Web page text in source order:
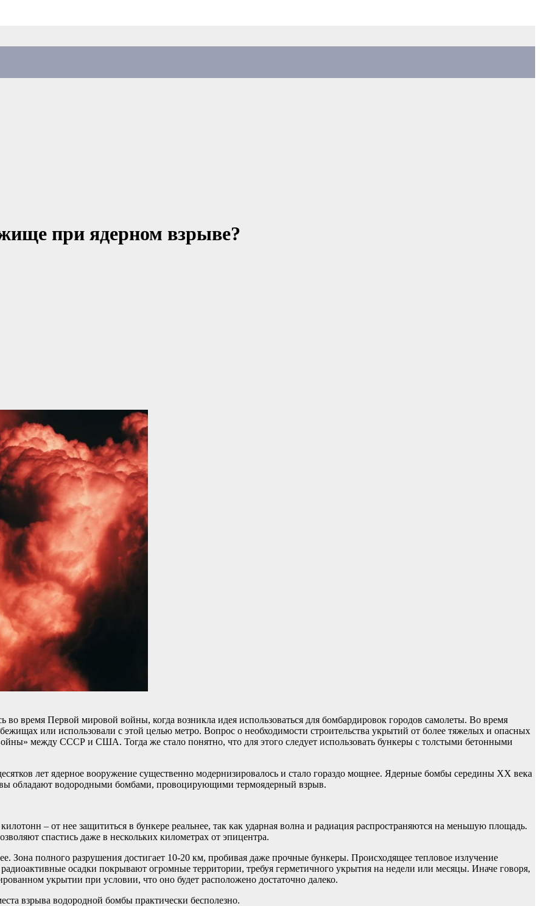
при ядерном взрыве?
во время Первой мировой войны, когда возникла идея использоваться для бомбардировок городов самолеты. Во время
или использовали с этой целью метро. Вопрос о необходимости строительства укрытий от более тяжелых и опасных
между СССР и США. Тогда же стало понятно, что для этого следует использовать бункеры с толстыми бетонными
лет ядерное вооружение существенно модернизировалось и стало гораздо мощнее. Ядерные бомбы середины XX века
обладают водородными бомбами, провоцирующими термоядерный взрыв.
– от нее защититься в бункере реальнее, так как ударная волна и радиация распространяются на меньшую площадь.
спастись даже в нескольких километрах от эпицентра.
Зона полного разрушения достигает 10-20 км, пробивая даже прочные бункеры. Происходящее тепловое излучение
осадки покрывают огромные территории, требуя герметичного укрытия на недели или месяцы. Иначе говоря,
укрытии при условии, что оно будет расположено достаточно далеко.
взрыва водородной бомбы практически бесполезно.